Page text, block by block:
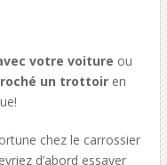
votre voiture ou
un trottoiren
chez le carrossier
d’abord essayer